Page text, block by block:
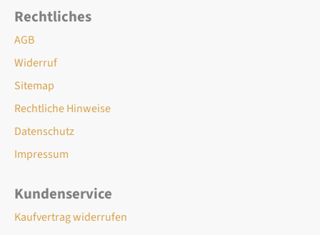
Rechtliches
AGB
Widerruf
Sitemap
Rechtliche Hinweise
Datenschutz
Impressum
Kundenservice
Kaufvertrag widerrufen